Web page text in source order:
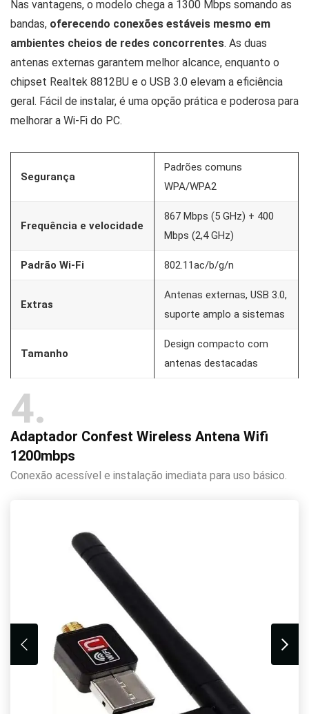
Nas vantagens, o modelo chega a 1300 Mbps somando as
bandas, oferecendo conexões estáveis mesmo em
ambientes cheios de redes concorrentes. As duas
antenas externas garantem melhor alcance, enquanto o
chipset Realtek 8812BU e o USB 3.0 elevam a eficiência
geral. Fácil de instalar, é uma opção prática e poderosa para
melhorar a Wi-Fi do PC.
Segurança
Padrões comuns
WPA/WPA2
Frequência e velocidade
867 Mbps (5 GHz) + 400
Mbps (2,4 GHz)
Padrão Wi-Fi 802.11ac/b/g/n
Extras
Antenas externas, USB 3.0,
suporte amplo a sistemas
Tamanho
Design compacto com
antenas destacadas
4
Adaptador Confest Wireless Antena Wifi
1200mbps
Conexão acessível e instalação imediata para uso básico.